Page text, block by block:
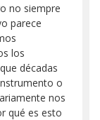
no siempre
parece
los
décadas
o
nos
qué es esto